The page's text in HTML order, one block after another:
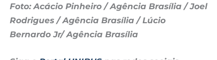
Foto: Acácio Pinheiro / Agência Brasília / Joel
Rodrigues / Agência Brasília / Lúcio
Bernardo Jr/ Agência Brasília